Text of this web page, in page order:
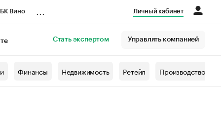
Вино Личный кабинет
Стать экспертом Управлять компанией
Финансы Недвижимость Ретейл Производство